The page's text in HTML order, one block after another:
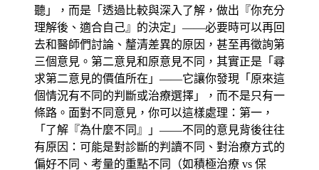
聽」，而是「透過比較與深入了解，做出『你充分
理解後、適合自己』的決定」——必要時可以再回
去和醫師們討論、釐清差異的原因，甚至再徵詢第
三個意見。第二意見和原意見不同，其實正是「尋
求第二意見的價值所在」——它讓你發現「原來這
個情況有不同的判斷或治療選擇」，而不是只有一
條路。面對不同意見，你可以這樣處理：第一，
「了解『為什麼不同』」——不同的意見背後往往
有原因：可能是對診斷的判讀不同、對治療方式的
偏好不同、考量的重點不同（如積極治療 vs 保